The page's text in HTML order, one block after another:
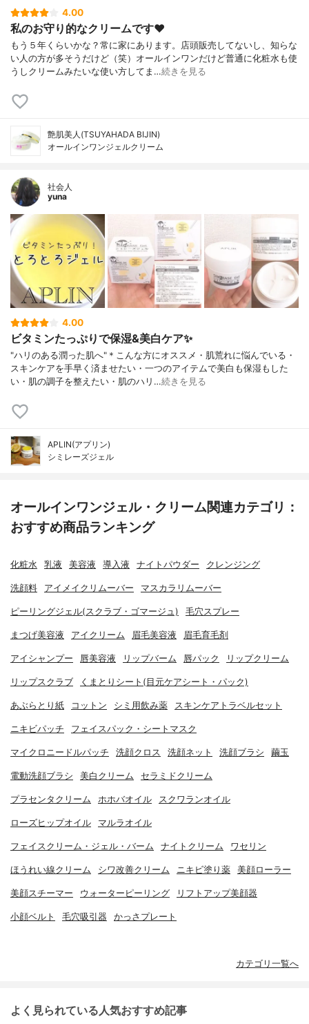
4.00
私のお守り的なクリームです♥
もう５年くらいかな？常に家にあります。店頭販売してないし、知らな
い人の方が多そうだけど（笑）オールインワンだけど普通に化粧水も使
うしクリームみたいな使い方してま…続きを見る
艶肌美人(TSUYAHADA BIJIN)
オールインワンジェルクリーム
社会人
yuna
4.00
ビタミンたっぷりで保湿&美白ケア✨
"ハリのある潤った肌へ"＊こんな方にオススメ・肌荒れに悩んでいる・
スキンケアを手早く済ませたい・一つのアイテムで美白も保湿もした
い・肌の調子を整えたい・肌のハリ…続きを見る
APLIN(アプリン)
シミレーズジェル
オールインワンジェル・クリーム関連カテゴリ：
おすすめ商品ランキング
化粧水 乳液 美容液 導入液 ナイトパウダー クレンジング
洗顔料 アイメイクリムーバー マスカラリムーバー
ピーリングジェル(スクラブ・ゴマージュ) 毛穴スプレー
まつげ美容液 アイクリーム 眉毛美容液 眉毛育毛剤
アイシャンプー 唇美容液 リップバーム 唇パック リップクリーム
リップスクラブ くまとりシート(目元ケアシート・パック)
あぶらとり紙 コットン シミ用飲み薬 スキンケアトラベルセット
ニキビパッチ フェイスパック・シートマスク
マイクロニードルパッチ 洗顔クロス 洗顔ネット 洗顔ブラシ 繭玉
電動洗顔ブラシ 美白クリーム セラミドクリーム
プラセンタクリーム ホホバオイル スクワランオイル
ローズヒップオイル マルラオイル
フェイスクリーム・ジェル・バーム ナイトクリーム ワセリン
ほうれい線クリーム シワ改善クリーム ニキビ塗り薬 美顔ローラー
美顔スチーマー ウォーターピーリング リフトアップ美顔器
小顔ベルト 毛穴吸引器 かっさプレート
カテゴリ一覧へ
よく見られている人気おすすめ記事